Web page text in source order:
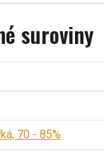
suroviny
70 - 85%